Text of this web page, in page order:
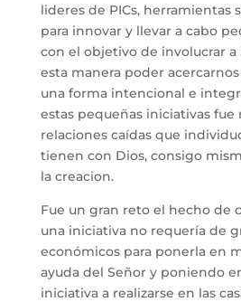
lideres de PICs, herramientas
para innovar y llevar a cabo
con el objetivo de involucrar
esta manera poder
una forma intencional e
estas pequeñas iniciativas fue
relaciones caídas que
tienen con Dios, consigo
la creacion.
Fue un gran reto el hecho de
una iniciativa no requería de
económicos para ponerla en
ayuda del Señor y poniendo
iniciativa a realizarse en las